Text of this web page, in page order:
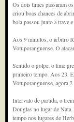
Os dois times passaram
criou boas chances de
bola passou junto à trave
Aos 9 minutos, o árbitro
Votuporanguense. O
Sentido o golpe, o time
primeiro tempo. Aos 23,
Votuporanguense, agora 2
Intervalo de partida, o
Douglas no lugar de
tempo nos lugares de